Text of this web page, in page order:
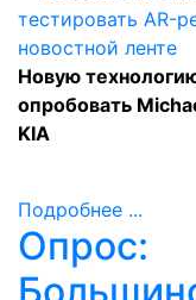
Новую
опробовать
KIA
Подробнее ...
Опрос: